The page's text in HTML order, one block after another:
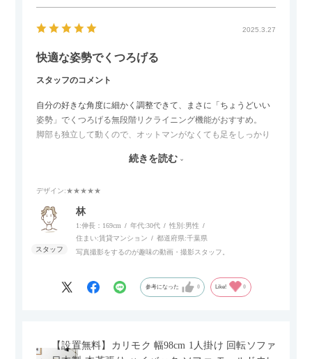
2025.3.27
快適な姿勢でくつろげる
スタッフのコメント
自分の好きな角度に細かく調整できて、まさに「ちょうどいい
姿勢」でくつろげる無段階リクライニング機能がおすすめ。
脚部も独立して動くので、オットマンがなくても足をしっかり
スマホやタブレットを充電しながらリラックスできるのが嬉し
個人的にはコードレス＆充電式なので、コンセントの場所を気
にせず、好きな場所に置けるのが画期的に感じました。
続きを読む
デザイン:★★★★★
林
1:伸長：169cm 年代:30代 性別:男性
住まい:賃貸マンション 都道府県:千葉県
写真撮影をするのが趣味の動画・撮影スタッフ。
参考になった 0 Like! 0
【設置無料】カリモク 幅98cm 1人掛け 回転ソファ